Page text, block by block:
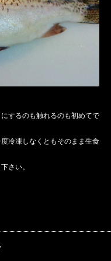
するのも触れるのも初めてで
冷凍しなくともそのまま生食
さい。